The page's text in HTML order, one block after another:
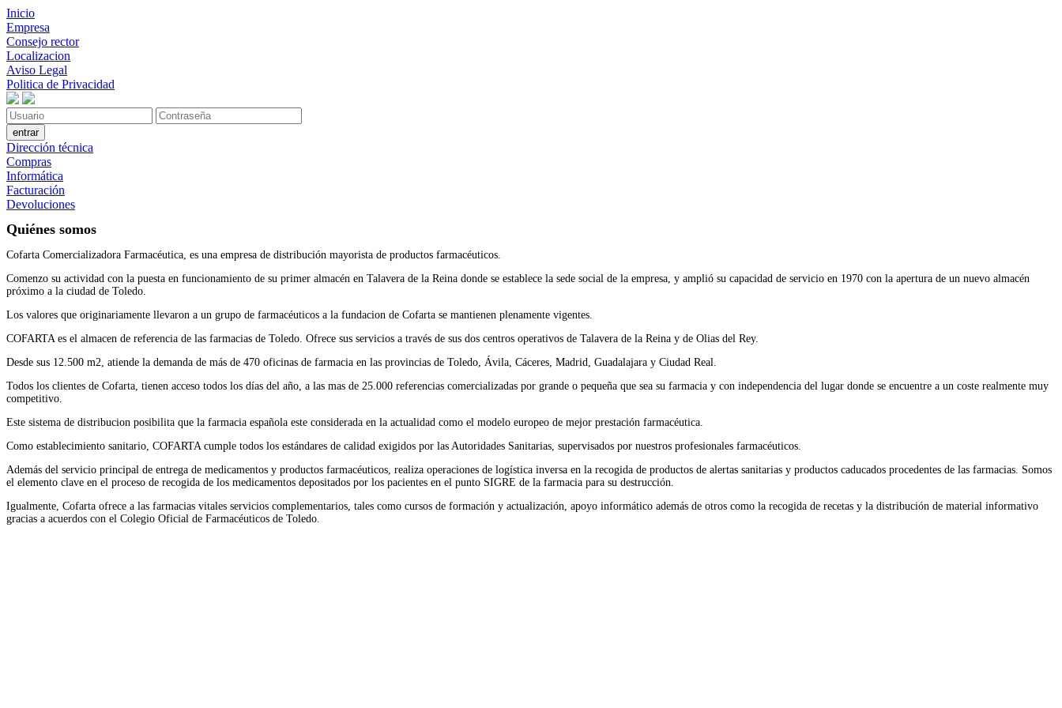
Inicio
Empresa
Consejo rector
Localizacion
Aviso Legal
Politica de Privacidad
Dirección técnica
Compras
Informática
Facturación
Devoluciones
Quiénes somos
Cofarta Comercializadora Farmacéutica, es una empresa de distribución mayorista de productos farmacéuticos.
Comenzo su actividad con la puesta en funcionamiento de su primer almacén en Talavera de la Reina donde se establece la sede social de la empresa, y amplió su capacidad de servicio en 1970 con la apertura de un nuevo almacén
próximo a la ciudad de Toledo.
Los valores que originariamente llevaron a un grupo de farmacéuticos a la fundacion de Cofarta se mantienen plenamente vigentes.
COFARTA es el almacen de referencia de las farmacias de Toledo. Ofrece sus servicios a través de sus dos centros operativos de Talavera de la Reina y de Olias del Rey.
Desde sus 12.500 m2, atiende la demanda de más de 470 oficinas de farmacia en las provincias de Toledo, Ávila, Cáceres, Madrid, Guadalajara y Ciudad Real.
Todos los clientes de Cofarta, tienen acceso todos los días del año, a las mas de 25.000 referencias comercializadas por grande o pequeña que sea su farmacia y con independencia del lugar donde se encuentre a un coste realmente muy
competitivo.
Este sistema de distribucion posibilita que la farmacia española este considerada en la actualidad como el modelo europeo de mejor prestación farmacéutica.
Como establecimiento sanitario, COFARTA cumple todos los estándares de calidad exigidos por las Autoridades Sanitarias, supervisados por nuestros profesionales farmacéuticos.
Además del servicio principal de entrega de medicamentos y productos farmacéuticos, realiza operaciones de logística inversa en la recogida de productos de alertas sanitarias y productos caducados procedentes de las farmacias. Somos
el elemento clave en el proceso de recogida de los medicamentos depositados por los pacientes en el punto SIGRE de la farmacia para su destrucción.
Igualmente, Cofarta ofrece a las farmacias vitales servicios complementarios, tales como cursos de formación y actualización, apoyo informático además de otros como la recogida de recetas y la distribución de material informativo
gracias a acuerdos con el Colegio Oficial de Farmacéuticos de Toledo.